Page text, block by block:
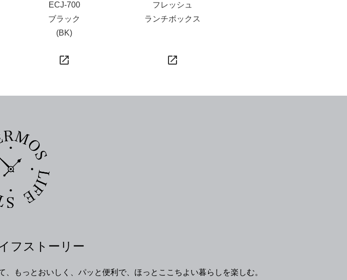
ECJ-700
ブラック
(BK)
launch
フレッシュ
ランチボックス
launch
フストーリー
もっとおいしく、パッと便利で、ほっとここちよい暮らしを楽しむ。